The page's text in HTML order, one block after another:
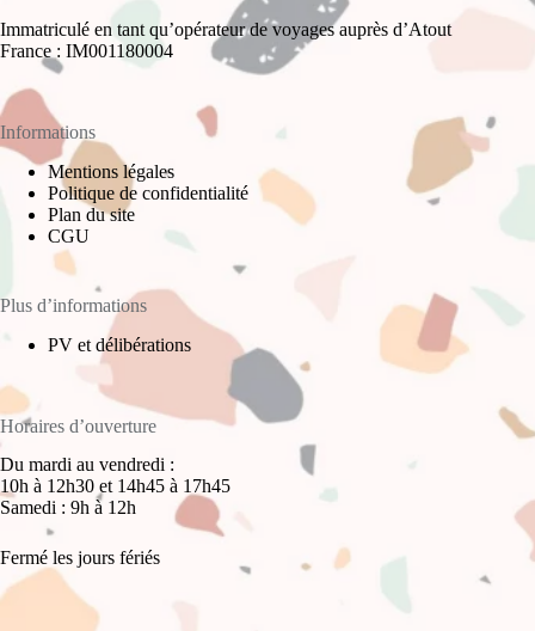
Immatriculé en tant qu’opérateur de voyages auprès d’Atout
France : IM001180004
Informations
Mentions légales
Politique de confidentialité
Plan du site
CGU
Plus d’informations
PV et délibérations
Horaires d’ouverture
Du mardi au vendredi :
10h à 12h30 et 14h45 à 17h45
Samedi : 9h à 12h
Fermé les jours fériés